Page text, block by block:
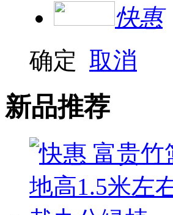
快惠
确定 取消
新品推荐